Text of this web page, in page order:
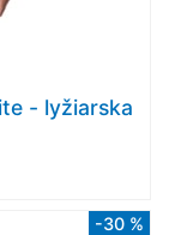
- lyžiarska
-30 %